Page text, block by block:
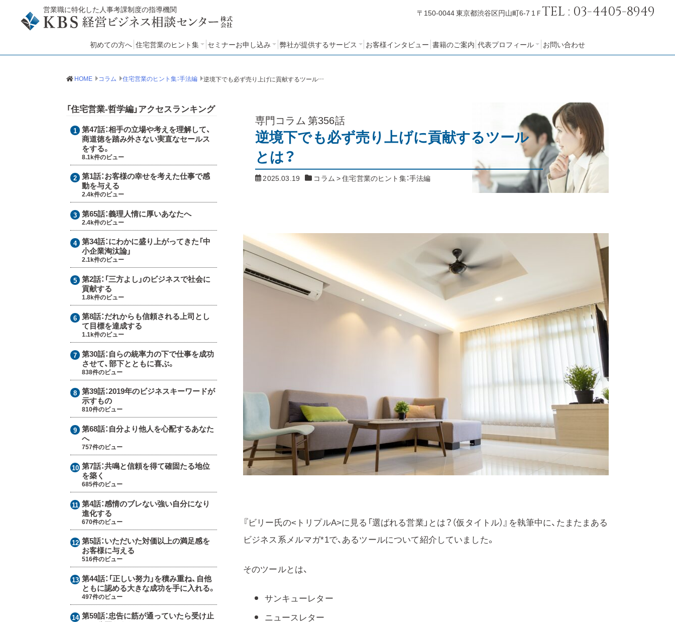
営業職に特化した人事考課制度の指導機関 〒150-0044東京都渋谷区円山町6-7 1Ｆ TEL : 03-4405-8949
初めての方へ 住宅営業のヒント集
住宅営業のヒント集：哲学編
住宅営業のヒント集：手法編
住宅営業のヒント集：知見編
セミナーお申し込み
セミナーアンケート
弊社が提供するサービス
コンサルティングの基本方
STEP１：売れるノウハウ・人
STEP２：営業ノウハウブッ
STEP３：営業考課制度の設
お客様インタビュー 書籍のご案内 代表プロフィール
会社概要
お問い合わせ
HOME コラム 住宅営業のヒント集：手法編 逆境下でも必ず売り上げに貢献するツールとは？
専門コラム 第356話
逆境下でも必ず売り上げに貢献するツール
とは？
2025.03.19 コラム >住宅営業のヒント集：手法編
『ビリー氏の<トリプルA>に見る「選ばれる営業」とは？（仮タイトル）』を執筆中に、たまたまある
ビジネス系メルマガ*1で、あるツールについて紹介していました。
そのツールとは、
サンキューレター
ニュースレター
「住宅営業-哲学編」アクセスランキング
第47話：相手の立場や考えを理解して、
商道徳を踏み外さない実直なセールス
をする。
8.1k件のビュー
第1話：お客様の幸せを考えた仕事で感
動を与える
2.4k件のビュー
第65話：義理人情に厚いあなたへ
2.4k件のビュー
第34話：にわかに盛り上がってきた「中
小企業淘汰論」
2.1k件のビュー
第2話： 「三方よし」のビジネスで社会に
貢献する
1.8k件のビュー
第8話：だれからも信頼される上司とし
て目標を達成する
1.1k件のビュー
第30話：自らの統率力の下で仕事を成功
させて、部下とともに喜ぶ。
838件のビュー
第39話：2019年のビジネスキーワードが
示すもの
810件のビュー
第68話：自分より他人を心配するあなた
へ
757件のビュー
第7話：共鳴と信頼を得て確固たる地位
を築く
685件のビュー
第4話：感情のブレない強い自分になり
進化する
670件のビュー
第5話：いただいた対価以上の満足感を
お客様に与える
516件のビュー
第44話： 「正しい努力」を積み重ね、自他
ともに認める大きな成功を手に入れる。
497件のビュー
第59話：忠告に筋が通っていたら受け止